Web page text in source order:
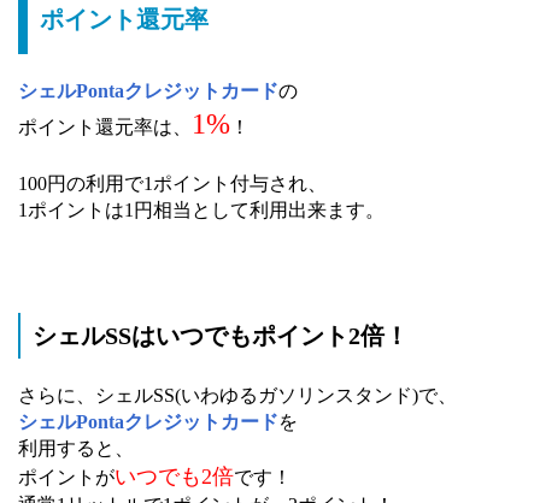
ポイント還元率
シェルPontaクレジットカードの
ポイント還元率は、
1% ！
100円の利用で1ポイント付与され、
1ポイントは1円相当として利用出来ます。
シェルSSはいつでもポイント2倍！
さらに、シェルSS(いわゆるガソリンスタンド)で、
シェルPontaクレジットカードを
利用すると、
ポイントがいつでも2倍です！